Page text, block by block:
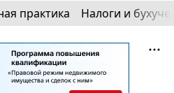
практика Налоги и